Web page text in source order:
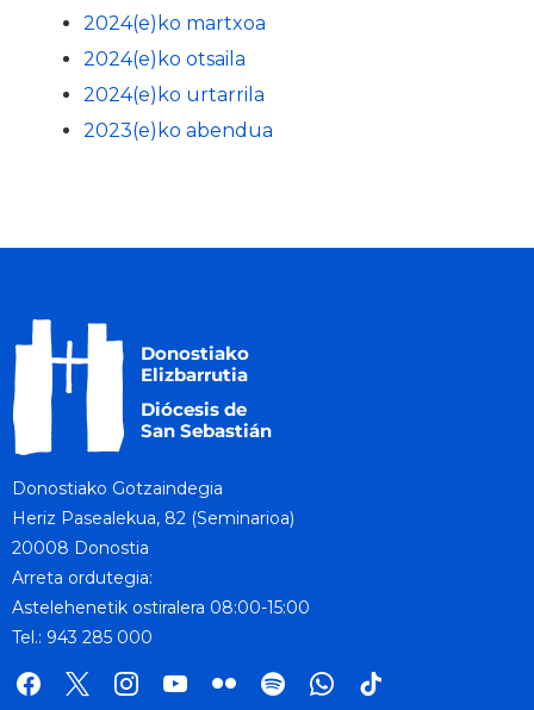
2024(e)ko martxoa
2024(e)ko otsaila
2024(e)ko urtarrila
2023(e)ko abendua
Donostiako Gotzaindegia
Heriz Pasealekua, 82 (Seminarioa)
20008 Donostia
Arreta ordutegia:
Astelehenetik ostiralera 08:00-15:00
Tel.: 943 285 000
facebook
x instagramyoutube
flickr spotifywhatsapp
tik